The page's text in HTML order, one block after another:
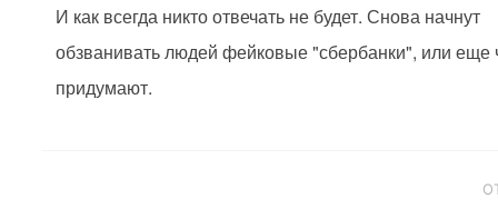
И как всегда никто отвечать не будет. Снова начнут
обзванивать людей фейковые "сбербанки", или еще
придумают.